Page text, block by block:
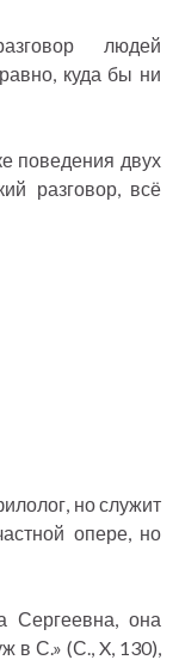
людей
куда бы ни
поведения двух
разговор, всё
но служит
опере, но
Сергеевна, она
в С.» (С., X, 130),